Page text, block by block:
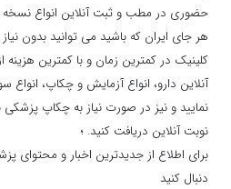
حضوری در مطب و ثبت آنلاین انواع
هر جای ایران که باشید می توانید بدون
کلینیک در کمترین زمان و با کمترین
آنلاین دارو، انواع آزمایش و چکاپ، انواع
نمایید و نیز در صورت نیاز به چکاپ پزشکی
نوبت آنلاین دریافت کنید. ؛
برای اطلاع از جدیدترین اخبار و محتوای
دنبال کنید